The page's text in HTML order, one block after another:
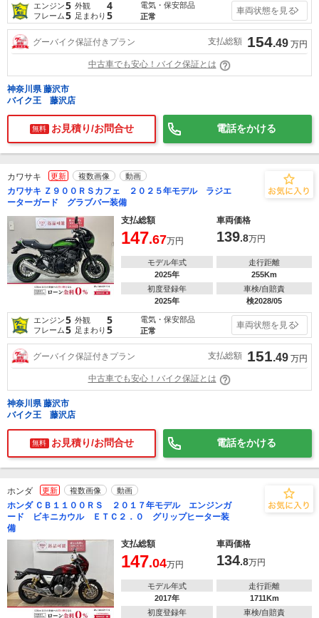
エンジン5 外観 4
フレーム5 足まわり 5
電気・保安部品
正常
車両状態を見る
グーバイク保証付きプラン 支払総額 154.49 万円
中古車でも安心！バイク保証とは
神奈川県 藤沢市
バイク王 藤沢店
無料 お見積り/お問合せ 電話をかける
カワサキ 更新 複数画像 動画
カワサキ Ｚ９００ＲＳカフェ ２０２５年モデル ラジエ
ーターガード グラブバー装備
支払総額
車両価格
147.67万円 139.8万円
モデル年式
2025年
走行距離
255Km
初度登録年
2025年
車検/自賠責
検2028/05
エンジン5 外観 5
フレーム5 足まわり 5
電気・保安部品
正常
車両状態を見る
グーバイク保証付きプラン 支払総額 151.49 万円
中古車でも安心！バイク保証とは
神奈川県 藤沢市
バイク王 藤沢店
無料 お見積り/お問合せ 電話をかける
ホンダ 更新 複数画像 動画
ホンダ ＣＢ１１００ＲＳ ２０１７年モデル エンジンガ
ード ビキニカウル ＥＴＣ２．０ グリップヒーター装
備
支払総額
車両価格
147.04万円 134.8万円
モデル年式
2017年
走行距離
1711Km
初度登録年
車検/自賠責